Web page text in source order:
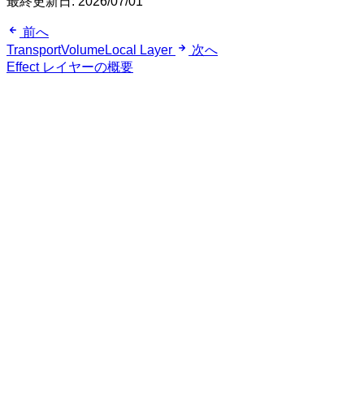
前へ
TransportVolumeLocal Layer
次へ
Effect レイヤーの概要